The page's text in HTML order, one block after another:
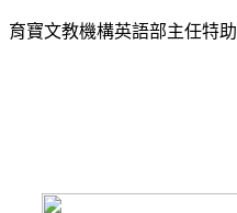
育寶文教機構英語部主任特助